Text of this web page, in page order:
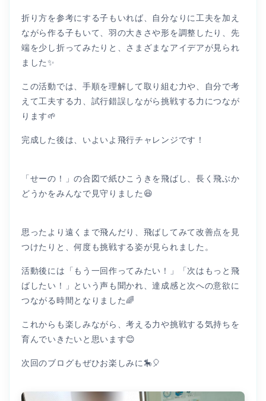
折り方を参考にする子もいれば、自分なりに工夫を加え
ながら作る子もいて、羽の大きさや形を調整したり、先
端を少し折ってみたりと、さまざまなアイデアが見られ
ました✨
この活動では、手順を理解して取り組む力や、自分で考
えて工夫する力、試行錯誤しながら挑戦する力につなが
ります🌱
完成した後は、いよいよ飛行チャレンジです！
「せーの！」の合図で紙ひこうきを飛ばし、長く飛ぶか
どうかをみんなで見守りました😆
思ったより遠くまで飛んだり、飛ばしてみて改善点を見
つけたりと、何度も挑戦する姿が見られました。
活動後には「もう一回作ってみたい！」「次はもっと飛
ばしたい！」という声も聞かれ、達成感と次への意欲に
つながる時間となりました🌈
これからも楽しみながら、考える力や挑戦する気持ちを
育んでいきたいと思います😊
次回のブログもぜひお楽しみに🎠🎈